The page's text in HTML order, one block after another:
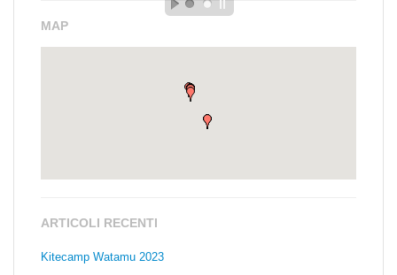
MAP
ARTICOLI RECENTI
Kitecamp Watamu 2023